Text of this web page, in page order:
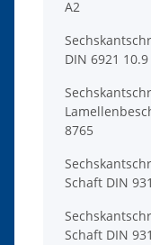
A2
DIN 6921
8765
Schaft DIN
Schaft DIN